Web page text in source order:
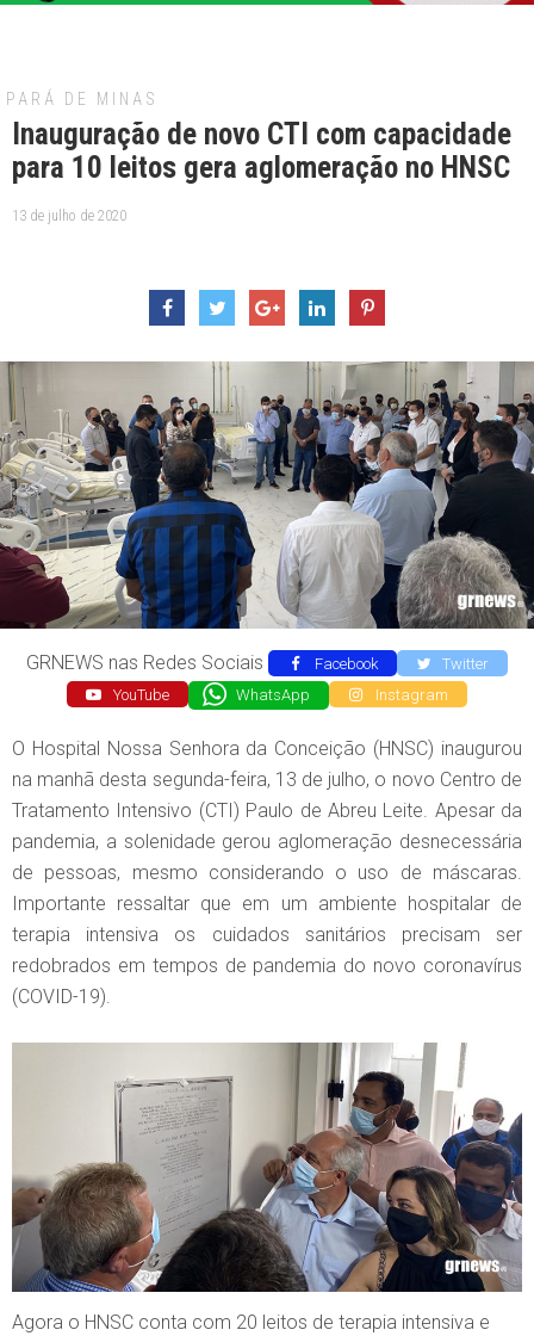
PARÁ DE MINAS
Inauguração de novo CTI com capacidade
para 10 leitos gera aglomeração no HNSC
13 de julho de 2020
GRNEWS nas Redes Sociais Facebook
Twitter
YouTube
WhatsApp Instagram
O Hospital Nossa Senhora da Conceição (HNSC) inaugurou
na manhã desta segunda-feira, 13 de julho, o novo Centro de
Tratamento Intensivo (CTI) Paulo de Abreu Leite. Apesar da
pandemia, a solenidade gerou aglomeração desnecessária
de pessoas, mesmo considerando o uso de máscaras.
Importante ressaltar que em um ambiente hospitalar de
terapia intensiva os cuidados sanitários precisam ser
redobrados em tempos de pandemia do novo coronavírus
(COVID-19).
Agora o HNSC conta com 20 leitos de terapia intensiva e